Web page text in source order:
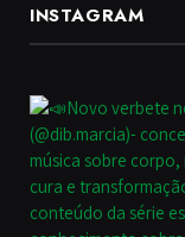
INSTAGRAM